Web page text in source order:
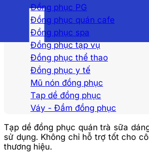
Đồng phục PG
Đồng phục quán cafe
Đồng phục spa
Đồng phục tạp vụ
Đồng phục thể thao
Đồng phục y tế
Mũ nón đồng phục
Tạp dề đồng phục
Váy - Đầm đồng phục
Tạp dề đồng phục quán trà sữa
sử dụng. Không chỉ hỗ trợ tốt cho
thương hiệu.